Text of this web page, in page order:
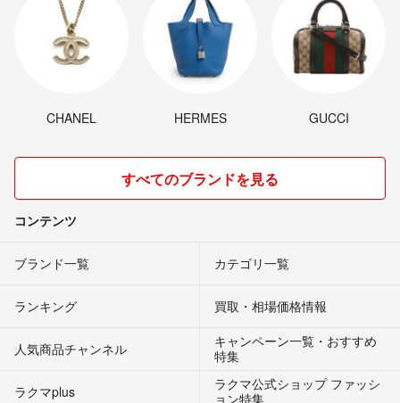
CHANEL HERMES GUCCI
すべてのブランドを見る
コンテンツ
ブランド一覧 カテゴリ一覧
ランキング 買取・相場価格情報
人気商品チャンネル
キャンペーン一覧・おすすめ
特集
ラクマplus
ラクマ公式ショップ ファッシ
ョン特集